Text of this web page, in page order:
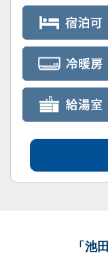
「池